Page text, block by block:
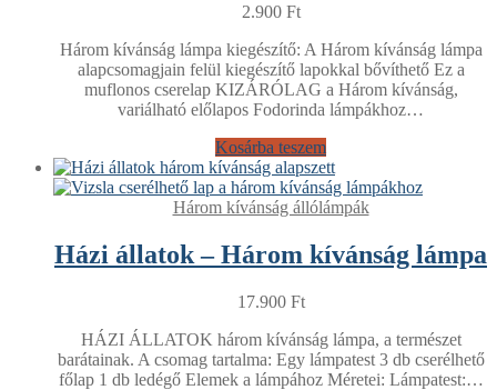
2.900 Ft
Három kívánság lámpa kiegészítő: A Három kívánság lámpa
alapcsomagjain felül kiegészítő lapokkal bővíthető Ez a
muflonos cserelap KIZÁRÓLAG a Három kívánság,
variálható előlapos Fodorinda lámpákhoz…
Kosárba teszem
Három kívánság állólámpák
Házi állatok – Három kívánság lámpa
17.900 Ft
HÁZI ÁLLATOK három kívánság lámpa, a természet
barátainak. A csomag tartalma: Egy lámpatest 3 db cserélhető
főlap 1 db ledégő Elemek a lámpához Méretei: Lámpatest:…